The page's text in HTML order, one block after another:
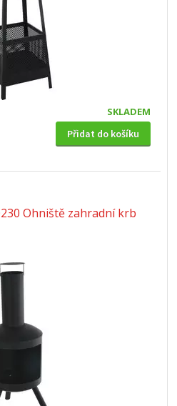
SKLADEM
Přidat do košíku
Ohniště zahradní krb